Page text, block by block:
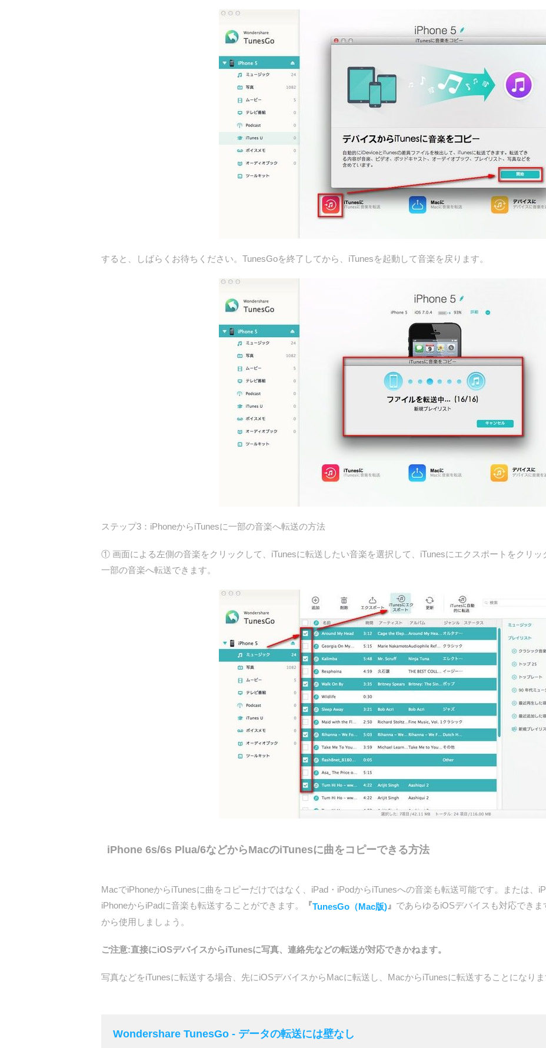
すると、しばらくお待ちください。TunesGoを終了してから、iTunesを起動して音楽を戻ります。
ステップ3：iPhoneからiTunesに一部の音楽へ転送の方法
① 画面による左側の音楽をクリックして、iTunesに転送したい音楽を選択して、iTunesにエクスポートをクリッ
一部の音楽へ転送できます。
iPhone 6s/6s Plua/6などからMacのiTunesに曲をコピーできる方法
MacでiPhoneからiTunesに曲をコピーだけではなく、iPad・iPodからiTunesへの音楽も転送可能です。または、
iPhoneからiPadに音楽も転送することができます。
『TunesGo（Mac版) 』 であらゆるiOSデバイスも対応でき
から使用しましょう。
ご注意:直接にiOSデバイスからiTunesに写真、連絡先などの転送が対応できかねます。
写真などをiTunesに転送する場合、先にiOSデバイスからMacに転送し、MacからiTunesに転送することになりま
Wondershare TunesGo - データの転送には壁なし